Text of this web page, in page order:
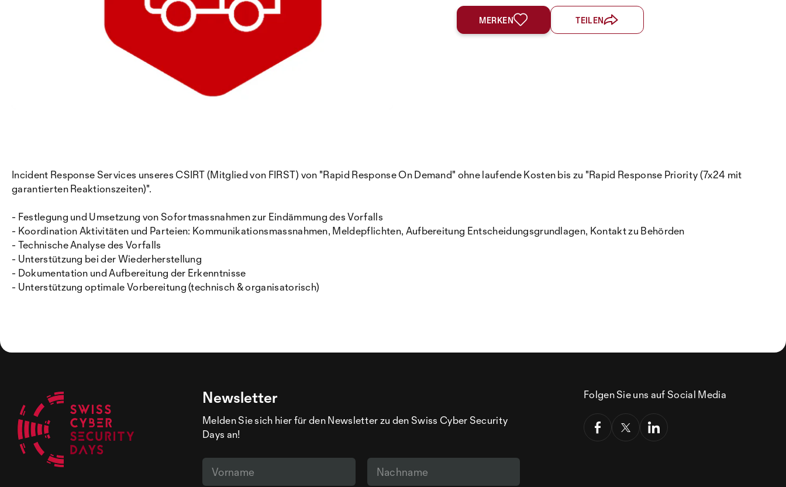
MERKEN TEILEN
Incident Response Services unseres CSIRT (Mitglied von FIRST) von "Rapid Response On Demand" ohne laufende Kosten bis zu "Rapid Response Priority (7x24 mit
garantierten Reaktionszeiten)".
- Festlegung und Umsetzung von Sofortmassnahmen zur Eindämmung des Vorfalls
- Koordination Aktivitäten und Parteien: Kommunikationsmassnahmen, Meldepflichten, Aufbereitung Entscheidungsgrundlagen, Kontakt zu Behörden
- Technische Analyse des Vorfalls
- Unterstützung bei der Wiederherstellung
- Dokumentation und Aufbereitung der Erkenntnisse
- Unterstützung optimale Vorbereitung (technisch & organisatorisch)
Newsletter
Melden Sie sich hier für den Newsletter zu den Swiss Cyber Security
Days an!
Folgen Sie uns auf Social Media